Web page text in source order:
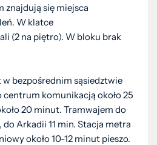
znajdują się miejsca
W klatce
(2 na piętro). W bloku brak
w bezpośrednim sąsiedztwie
centrum komunikacją około 25
20 minut. Tramwajem do
Arkadii 11 min. Stacja metra
około 10-12 minut pieszo.